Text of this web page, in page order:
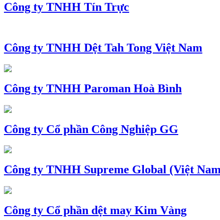
Công ty TNHH Tín Trực
Công ty TNHH Dệt Tah Tong Việt Nam
Công ty TNHH Paroman Hoà Bình
Công ty Cổ phần Công Nghiệp GG
Công ty TNHH Supreme Global (Việt
Công ty Cổ phần dệt may Kim Vàng